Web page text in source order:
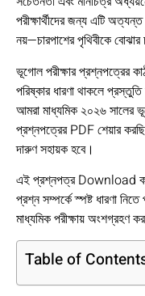
পরীক্ষার্থীদের জন্য এটি
নয়—চারপাশের পৃথিবীকে বোঝার
ভূগোল পরীক্ষার প্রশ্নপত্রের
পরিষ্কার ধারণা থাকলে
আমরা মাধ্যমিক ২০২৬
প্রশ্নপত্রের PDF শেয়ার করছি,
দারুণ সহায়ক হবে।
এই প্রশ্নপত্র Download
প্রশ্ন সম্পর্কে স্পষ্ট ধারণা
মাধ্যমিক পরীক্ষায় অংশগ্রহণ
Table of